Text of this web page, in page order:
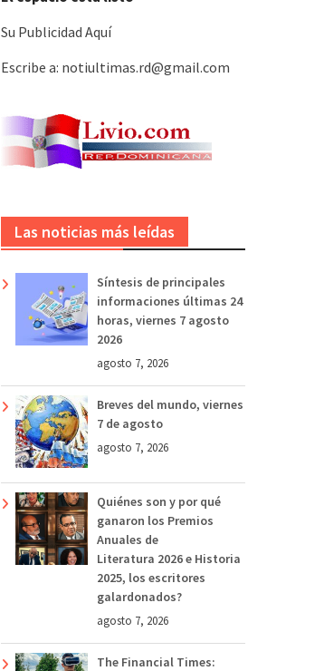
Su Publicidad Aquí
Escribe a: notiultimas.rd@gmail.com
Las noticias más leídas
Síntesis de principales
informaciones últimas 24
horas, viernes 7 agosto
2026
agosto 7, 2026
Breves del mundo, viernes
7 de agosto
agosto 7, 2026
Quiénes son y por qué
ganaron los Premios
Anuales de
Literatura 2026 e Historia
2025, los escritores
galardonados?
agosto 7, 2026
The Financial Times: